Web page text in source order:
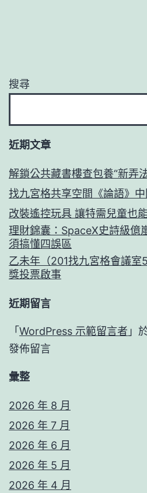
搜尋
近期文章
解鎖公共藏書樓查包養“新弄
找九宮格共享空間《論語》
改裝遙控玩具 讓特需兒童也
理財錦囊：SpaceX史詩級億
須搞懂四誤區
乙未年（201找九宮格會議室
獎投票啟事
近期留言
「 WordPress 示範留言者 」
發佈留言
彙整
2026 年 8 月
2026 年 7 月
2026 年 6 月
2026 年 5 月
2026 年 4 月